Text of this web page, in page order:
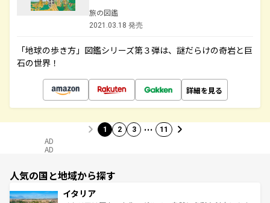
旅の図鑑
2021.03.18 発売
「地球の歩き方」図鑑シリーズ第３弾は、謎だらけの奇岩と巨
石の世界！
詳細を見る
1 2 3 … 11
AD
AD
人気の国と地域から探す
イタリア